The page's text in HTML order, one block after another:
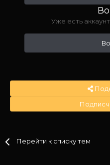
Уже есть
Перейти к списку тем